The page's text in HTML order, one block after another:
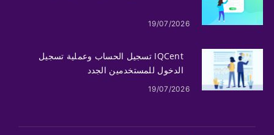
19/07/2026
IQCent تسجيل الحساب وعملية تسجيل
الدخول للمستخدمين الجدد
19/07/2026